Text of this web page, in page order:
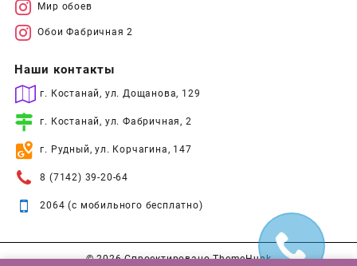
Мир обоев
Обои Фабричная 2
Наши контакты
г. Костанай, ул. Дощанова, 129
г. Костанай, ул. Фабричная, 2
г. Рудный, ул. Корчагина, 147
8 (7142) 39-20-64
2064 (с мобильного бесплатно)
© 2026Спроектировано ThemeHunk